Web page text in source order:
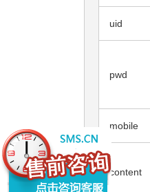
uid
pwd
mobile
content